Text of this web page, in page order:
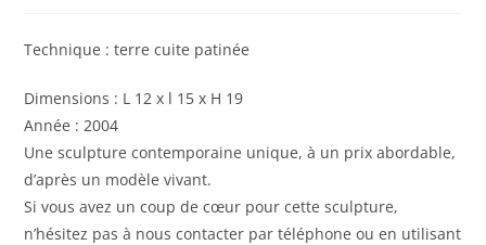
Technique : terre cuite patinée
Dimensions : L 12 x l 15 x H 19
Année : 2004
Une sculpture contemporaine unique, à un prix abordable,
d’après un modèle vivant.
Si vous avez un coup de cœur pour cette sculpture,
n’hésitez pas à nous contacter par téléphone ou en utilisant